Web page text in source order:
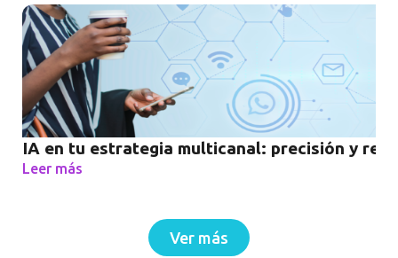
IA en tu estrategia multicanal: precisión y
Leer más
Ver más